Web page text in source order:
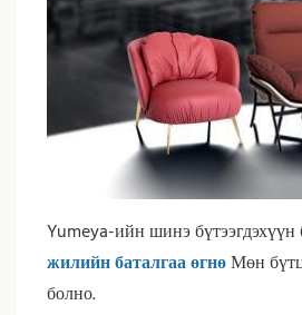
Yumeya-ийн шинэ
жилийн баталгаа өгнөМөн
болно.